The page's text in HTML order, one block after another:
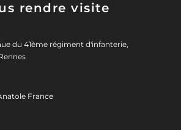
rendre visite
du 41ème régiment d'infanterie,
France